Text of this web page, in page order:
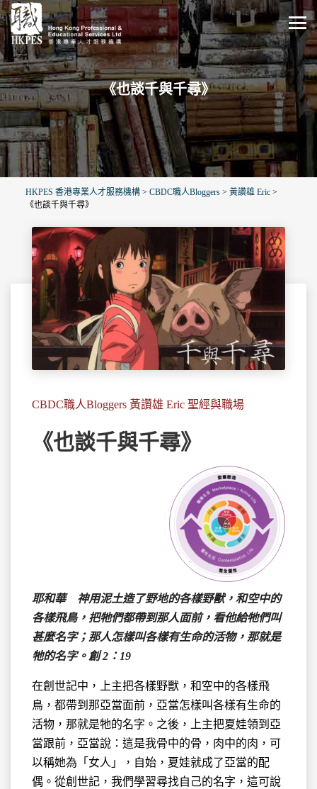
《也談千與千尋》
HKPES 香港專業人才服務機構 > CBDC職人Bloggers > 黃讚雄 Eric >
《也談千與千尋》
CBDC職人Bloggers 黃讚雄 Eric 聖經與職場
《也談千與千尋》
耶和華 神用泥土造了野地的各樣野獸，和空中的
各樣飛鳥，把牠們都帶到那人面前，看他給牠們叫
甚麼名字；那人怎樣叫各樣有生命的活物，那就是
牠的名字。創 2：19
在創世記中，上主把各樣野獸，和空中的各樣飛
鳥，都帶到那亞當面前，亞當怎樣叫各樣有生命的
活物，那就是牠的名字。之後，上主把夏娃領到亞
當跟前，亞當說：這是我骨中的骨，肉中的肉，可
以稱她為「女人」，自始，夏娃就成了亞當的配
偶。從創世記，我們學習尋找自己的名字，這可說